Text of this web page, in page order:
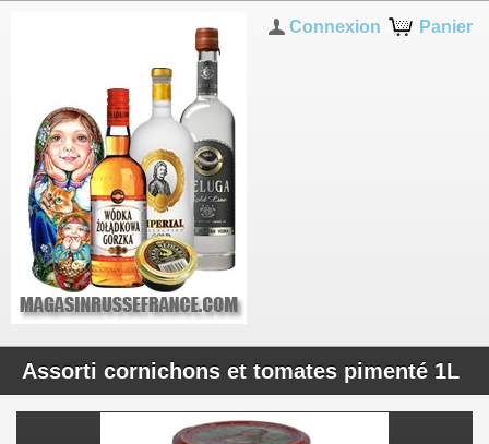
Panier
Connexion
Assorti cornichons et tomates pimenté 1L